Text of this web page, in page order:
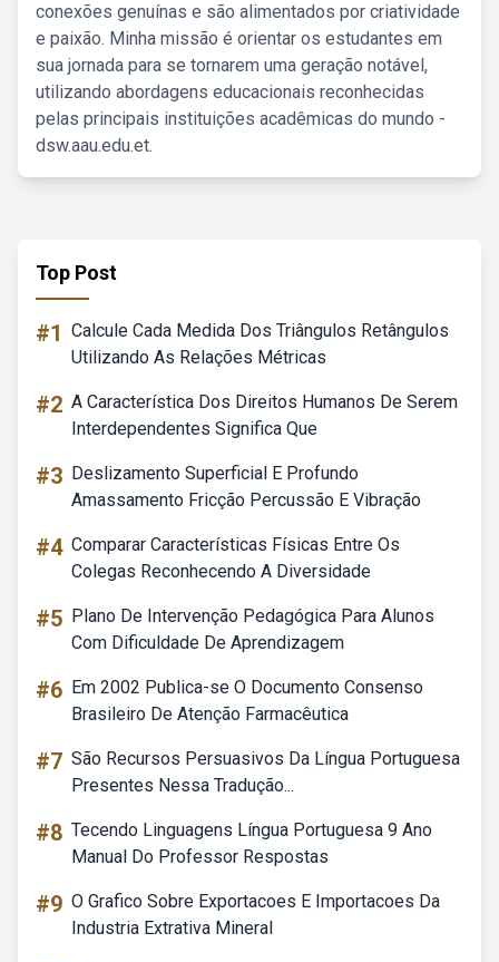
conexões genuínas e são alimentados por criatividade
e paixão. Minha missão é orientar os estudantes em
sua jornada para se tornarem uma geração notável,
utilizando abordagens educacionais reconhecidas
pelas principais instituições acadêmicas do mundo -
dsw.aau.edu.et.
Top Post
#1 Calcule Cada Medida Dos Triângulos Retângulos
Utilizando As Relações Métricas
#2 A Característica Dos Direitos Humanos De Serem
Interdependentes Significa Que
#3 Deslizamento Superficial E Profundo
Amassamento Fricção Percussão E Vibração
#4 Comparar Características Físicas Entre Os
Colegas Reconhecendo A Diversidade
#5 Plano De Intervenção Pedagógica Para Alunos
Com Dificuldade De Aprendizagem
#6 Em 2002 Publica-se O Documento Consenso
Brasileiro De Atenção Farmacêutica
#7 São Recursos Persuasivos Da Língua Portuguesa
Presentes Nessa Tradução...
#8 Tecendo Linguagens Língua Portuguesa 9 Ano
Manual Do Professor Respostas
#9 O Grafico Sobre Exportacoes E Importacoes Da
Industria Extrativa Mineral